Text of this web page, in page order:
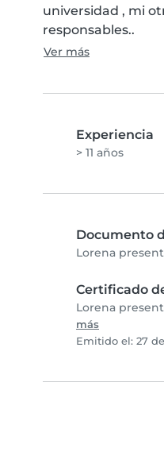
universidad , mi
responsables..
Ver más
Experiencia
> 11 años
Documento
Lorena
Certificado
Lorena
más
Emitido el: 27